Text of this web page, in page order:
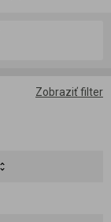
Zobraziť filter